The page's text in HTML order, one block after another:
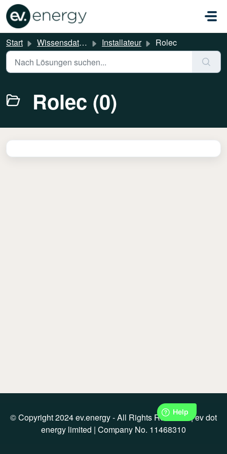
Zum hauptsächlichen Inhalt gehen
Start Wissensdatenbank Installateur Rolec
Rolec (0)
© Copyright 2024 ev.energy - All Rights Reserved | ev dot
energy limited | Company No. 11468310